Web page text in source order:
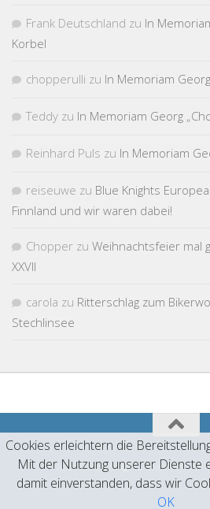
Frank Deutschland zu In
Korbel
chopperulli zu In Memoriam
Teddy zu In Memoriam Georg
Reinhard Puls zu In Memoriam
reiseuwe zu Blue Knights
Finnland und wir waren dabei!
Chopper zu Weihnachtsfeier mal
XXVII
carola zu Ritterschlag zum
Stechlinsee
Präsentiert von - Entworfen mit
Cookies erleichtern die
Mit der Nutzung unserer Dienste
damit einverstanden, dass wir
OK